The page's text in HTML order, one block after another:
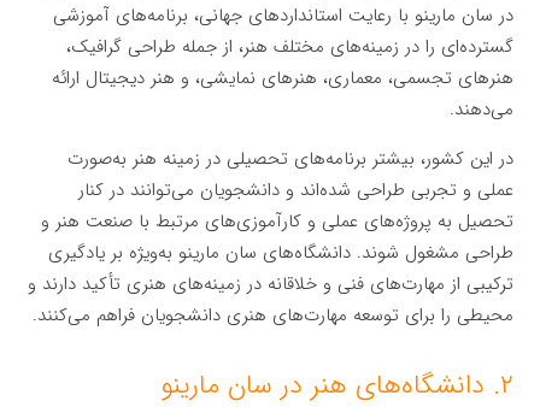
در سان مارینو با رعایت استانداردهای جهانی، برنامه‌های آموزشی
گسترده‌ای را در زمینه‌های مختلف هنر، از جمله طراحی گرافیک،
هنرهای تجسمی، معماری، هنرهای نمایشی، و هنر دیجیتال ارائه
می‌دهند.
در این کشور، بیشتر برنامه‌های تحصیلی در زمینه هنر به‌صورت
عملی و تجربی طراحی شده‌اند و دانشجویان می‌توانند در کنار
تحصیل به پروژه‌های عملی و کارآموزی‌های مرتبط با صنعت هنر و
طراحی مشغول شوند. دانشگاه‌های سان مارینو به‌ویژه بر یادگیری
ترکیبی از مهارت‌های فنی و خلاقانه در زمینه‌های هنری تأکید دارند و
محیطی را برای توسعه مهارت‌های هنری دانشجویان فراهم می‌کنند.
۲. دانشگاه‌های هنر در سان مارینو